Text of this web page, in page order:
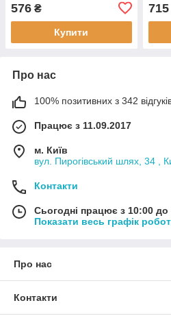
KADETT D 1,6 S двиг. 16
SH, 1,6 I двиг. E 16
576 ₴
Купити
715
Про нас
100% позитивних з 342
Працює з 11.09.2017
м. Київ
вул. Пирогівський шлях, 34 ,
Контакти
Сьогодні працює з 10:00 до
Показати весь графік
Про нас
Контакти